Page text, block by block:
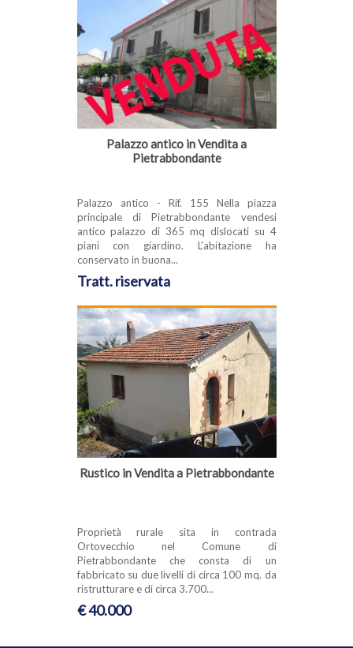
Palazzo antico in Vendita a
Pietrabbondante
Palazzo antico - Rif. 155 Nella piazza
principale di Pietrabbondante vendesi
antico palazzo di 365 mq dislocati su 4
piani con giardino. L'abitazione ha
conservato in buona...
Tratt. riservata
Rustico in Vendita a Pietrabbondante
Proprietà rurale sita in contrada
Ortovecchio nel Comune di
Pietrabbondante che consta di un
fabbricato su due livelli di circa 100 mq. da
ristrutturare e di circa 3.700...
€ 40.000